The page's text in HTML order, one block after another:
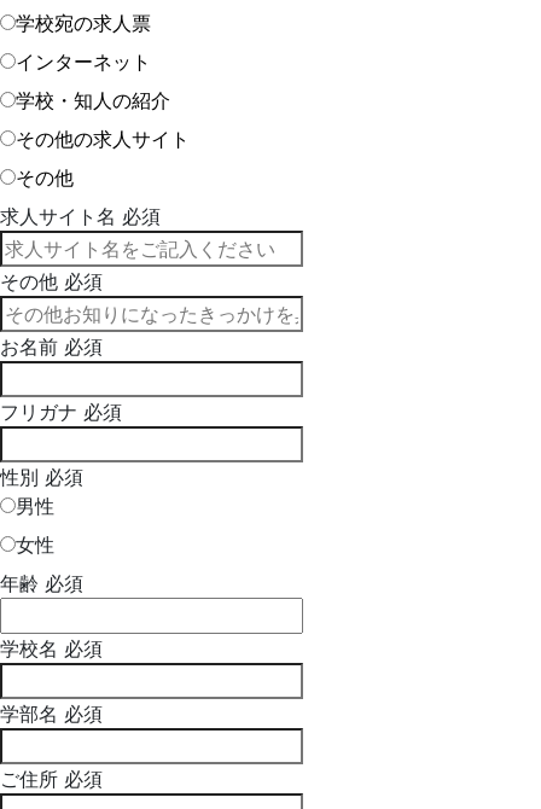
学校宛の求人票
インターネット
学校・知人の紹介
その他の求人サイト
その他
求人サイト名 必須
その他 必須
お名前 必須
フリガナ 必須
性別 必須
男性
女性
年齢 必須
学校名 必須
学部名 必須
ご住所 必須